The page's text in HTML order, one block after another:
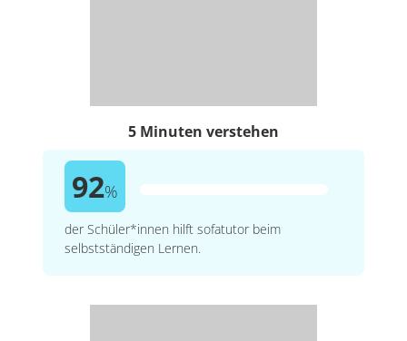
5 Minuten verstehen
92%
der Schüler*innen hilft sofatutor beim
selbstständigen Lernen.